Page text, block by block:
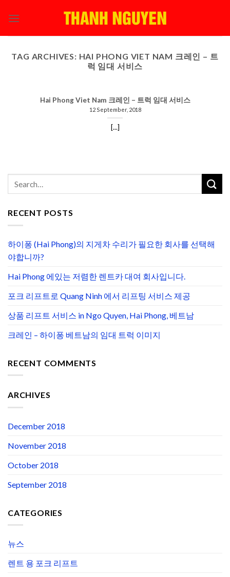
TAG ARCHIVES: HAI PHONG VIET NAM 크레인 – 트
럭 임대 서비스
Hai Phong Viet Nam 크레인 – 트럭 임대 서비스
12 September, 2018
[...]
RECENT POSTS
하이퐁 (Hai Phong)의 지게차 수리가 필요한 회사를 선택해
야합니까?
Hai Phong 에있는 저렴한 렌트카 대여 회사입니다.
포크 리프트로 Quang Ninh 에서 리프팅 서비스 제공
상품 리프트 서비스 in Ngo Quyen, Hai Phong, 베트남
크레인 – 하이퐁 베트남의 임대 트럭 이미지
RECENT COMMENTS
ARCHIVES
December 2018
November 2018
October 2018
September 2018
CATEGORIES
뉴스
렌트 용 포크 리프트